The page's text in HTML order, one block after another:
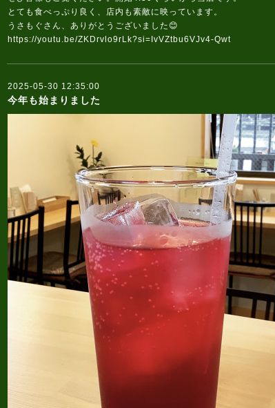
とても食べっぷり良く、店内も素敵に映っています。
うさもぐさん、ありがとうございました😊
https://youtu.be/ZKDrvlo9rLk?si=IvVZtbu6VJv4-Qwt
2025-05-30 12:35:00
今年も始まりました